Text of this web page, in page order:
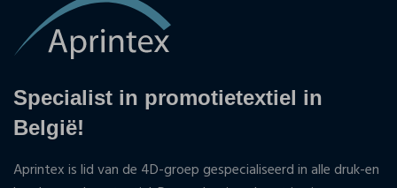
Specialist in promotietextiel in
België!
Aprintex is lid van de 4D-groep gespecialiseerd in alle druk-en